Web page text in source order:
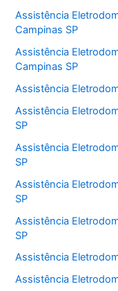
Assistência
Campinas SP
Assistência
Campinas SP
Assistência
Assistência
SP
Assistência
SP
Assistência
SP
Assistência
SP
Assistência
Assistência